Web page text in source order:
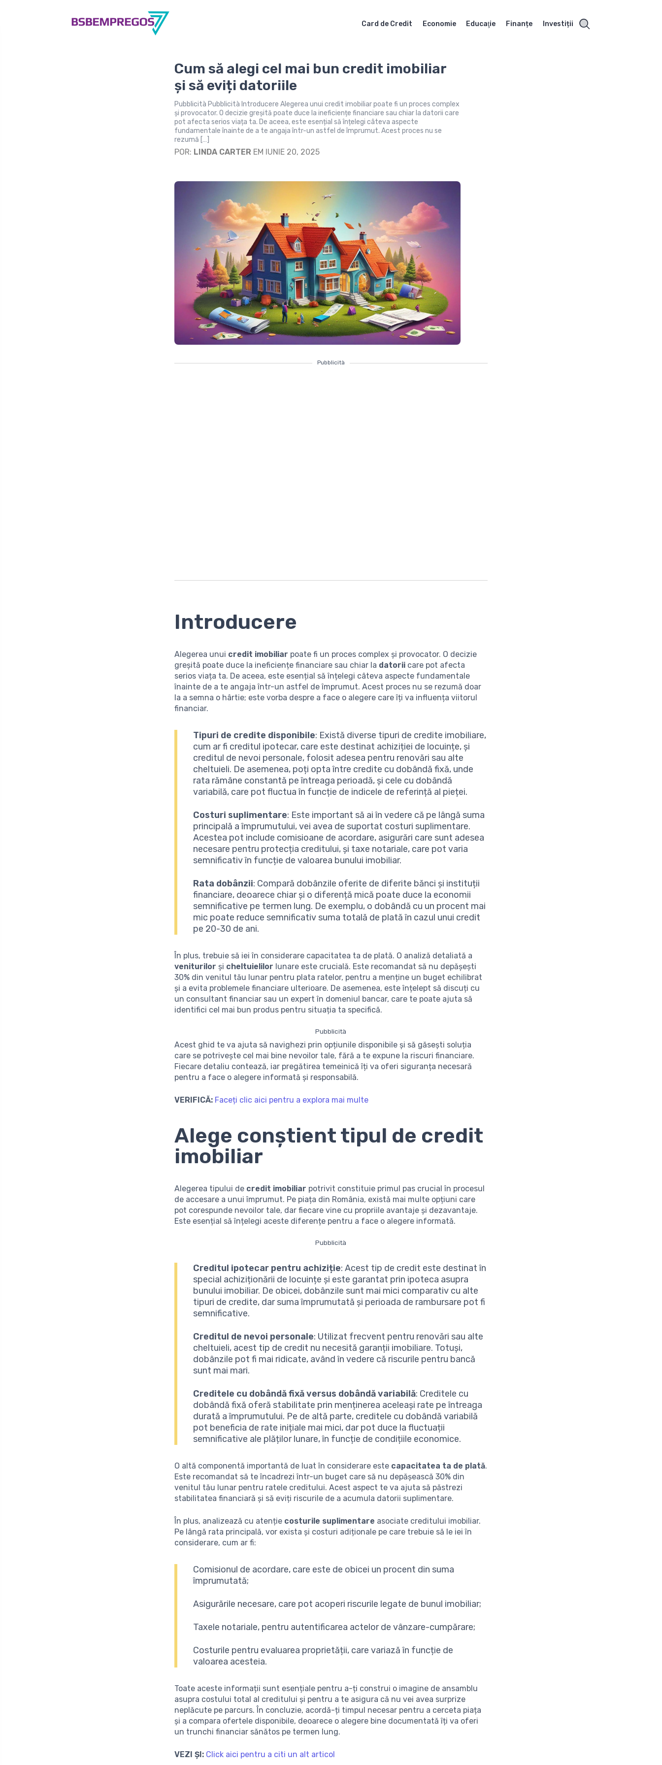
Card de Credit Economie Educaţie Finanțe Investiții
Cum să alegi cel mai bun credit imobiliar
și să eviți datoriile
Pubblicità Pubblicità Introducere Alegerea unui credit imobiliar poate fi un proces complex
și provocator. O decizie greșită poate duce la ineficiențe financiare sau chiar la datorii care
pot afecta serios viața ta. De aceea, este esențial să înțelegi câteva aspecte
fundamentale înainte de a te angaja într-un astfel de împrumut. Acest proces nu se
rezumă […]
POR: LINDA CARTER EM IUNIE 20, 2025
Pubblicità
Introducere
Alegerea unui credit imobiliar poate fi un proces complex și provocator. O decizie
greșită poate duce la ineficiențe financiare sau chiar la datorii care pot afecta
serios viața ta. De aceea, este esențial să înțelegi câteva aspecte fundamentale
înainte de a te angaja într-un astfel de împrumut. Acest proces nu se rezumă doar
la a semna o hârtie; este vorba despre a face o alegere care îți va influența viitorul
financiar.
Tipuri de credite disponibile: Există diverse tipuri de credite imobiliare,
cum ar fi creditul ipotecar, care este destinat achiziției de locuințe, și
creditul de nevoi personale, folosit adesea pentru renovări sau alte
cheltuieli. De asemenea, poți opta între credite cu dobândă fixă, unde
rata rămâne constantă pe întreaga perioadă, și cele cu dobândă
variabilă, care pot fluctua în funcție de indicele de referință al pieței.
Costuri suplimentare: Este important să ai în vedere că pe lângă suma
principală a împrumutului, vei avea de suportat costuri suplimentare.
Acestea pot include comisioane de acordare, asigurări care sunt adesea
necesare pentru protecția creditului, și taxe notariale, care pot varia
semnificativ în funcție de valoarea bunului imobiliar.
Rata dobânzii: Compară dobânzile oferite de diferite bănci și instituții
financiare, deoarece chiar și o diferență mică poate duce la economii
semnificative pe termen lung. De exemplu, o dobândă cu un procent mai
mic poate reduce semnificativ suma totală de plată în cazul unui credit
pe 20-30 de ani.
În plus, trebuie să iei în considerare capacitatea ta de plată. O analiză detaliată a
veniturilor și cheltuielilor lunare este crucială. Este recomandat să nu depășești
30% din venitul tău lunar pentru plata ratelor, pentru a menține un buget echilibrat
și a evita problemele financiare ulterioare. De asemenea, este înțelept să discuți cu
un consultant financiar sau un expert în domeniul bancar, care te poate ajuta să
identifici cel mai bun produs pentru situația ta specifică.
Pubblicità
Acest ghid te va ajuta să navighezi prin opțiunile disponibile și să găsești soluția
care se potrivește cel mai bine nevoilor tale, fără a te expune la riscuri financiare.
Fiecare detaliu contează, iar pregătirea temeinică îți va oferi siguranța necesară
pentru a face o alegere informată și responsabilă.
VERIFICĂ: Faceți clic aici pentru a explora mai multe
Alege conștient tipul de credit
imobiliar
Alegerea tipului de credit imobiliar potrivit constituie primul pas crucial în procesul
de accesare a unui împrumut. Pe piața din România, există mai multe opțiuni care
pot corespunde nevoilor tale, dar fiecare vine cu propriile avantaje și dezavantaje.
Este esențial să înțelegi aceste diferențe pentru a face o alegere informată.
Pubblicità
Creditul ipotecar pentru achiziție: Acest tip de credit este destinat în
special achiziționării de locuințe și este garantat prin ipoteca asupra
bunului imobiliar. De obicei, dobânzile sunt mai mici comparativ cu alte
tipuri de credite, dar suma împrumutată și perioada de rambursare pot fi
semnificative.
Creditul de nevoi personale: Utilizat frecvent pentru renovări sau alte
cheltuieli, acest tip de credit nu necesită garanții imobiliare. Totuși,
dobânzile pot fi mai ridicate, având în vedere că riscurile pentru bancă
sunt mai mari.
Creditele cu dobândă fixă versus dobândă variabilă: Creditele cu
dobândă fixă oferă stabilitate prin menținerea aceleași rate pe întreaga
durată a împrumutului. Pe de altă parte, creditele cu dobândă variabilă
pot beneficia de rate inițiale mai mici, dar pot duce la fluctuații
semnificative ale plăților lunare, în funcție de condițiile economice.
O altă componentă importantă de luat în considerare este capacitatea ta de plată.
Este recomandat să te încadrezi într-un buget care să nu depășească 30% din
venitul tău lunar pentru ratele creditului. Acest aspect te va ajuta să păstrezi
stabilitatea financiară și să eviți riscurile de a acumula datorii suplimentare.
În plus, analizează cu atenție costurile suplimentare asociate creditului imobiliar.
Pe lângă rata principală, vor exista și costuri adiționale pe care trebuie să le iei în
considerare, cum ar fi:
Comisionul de acordare, care este de obicei un procent din suma
împrumutată;
Asigurările necesare, care pot acoperi riscurile legate de bunul imobiliar;
Taxele notariale, pentru autentificarea actelor de vânzare-cumpărare;
Costurile pentru evaluarea proprietății, care variază în funcție de
valoarea acesteia.
Toate aceste informații sunt esențiale pentru a-ți construi o imagine de ansamblu
asupra costului total al creditului și pentru a te asigura că nu vei avea surprize
neplăcute pe parcurs. În concluzie, acordă-ți timpul necesar pentru a cerceta piața
și a compara ofertele disponibile, deoarece o alegere bine documentată îți va oferi
un trunchi financiar sănătos pe termen lung.
VEZI ȘI: Click aici pentru a citi un alt articol